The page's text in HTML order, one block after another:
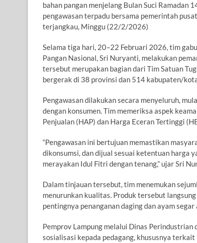
bahan pangan menjelang Bulan Suci
pengawasan terpadu bersama pemerintah
terjangkau, Minggu (22/2/2026)
Selama tiga hari, 20–22 Februari 2026, tim
Pangan Nasional, Sri Nuryanti, melakukan
tersebut merupakan bagian dari Tim Satuan
bergerak di 38 provinsi dan 514 kabupaten/
Pengawasan dilakukan secara menyeluruh,
dengan konsumen. Tim memeriksa aspek
Penjualan (HAP) dan Harga Eceran Tertinggi
“Pengawasan ini bertujuan memastikan
dikonsumsi, dan dijual sesuai ketentuan harga
merayakan Idul Fitri dengan tenang,” ujar Sri
Dalam tinjauan tersebut, tim menemukan
menurunkan kualitas. Produk tersebut
pentingnya penanganan daging dan ayam
Pemprov Lampung melalui Dinas
sosialisasi kepada pedagang, khususnya